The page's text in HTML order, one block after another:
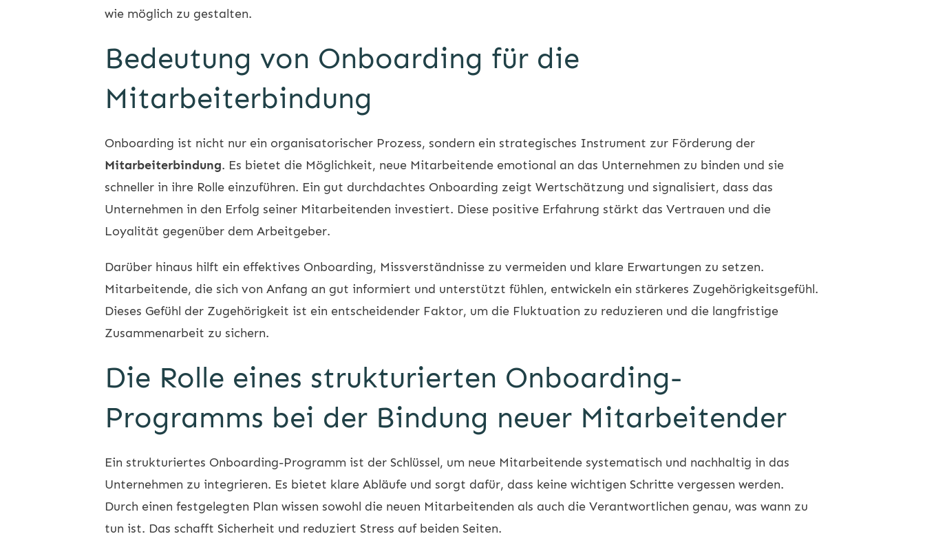
wie möglich zu gestalten.
Bedeutung von Onboarding für die
Mitarbeiterbindung
Onboarding ist nicht nur ein organisatorischer Prozess, sondern ein strategisches Instrument zur Förderung der
Mitarbeiterbindung. Es bietet die Möglichkeit, neue Mitarbeitende emotional an das Unternehmen zu binden und sie
schneller in ihre Rolle einzuführen. Ein gut durchdachtes Onboarding zeigt Wertschätzung und signalisiert, dass das
Unternehmen in den Erfolg seiner Mitarbeitenden investiert. Diese positive Erfahrung stärkt das Vertrauen und die
Loyalität gegenüber dem Arbeitgeber.
Darüber hinaus hilft ein effektives Onboarding, Missverständnisse zu vermeiden und klare Erwartungen zu setzen.
Mitarbeitende, die sich von Anfang an gut informiert und unterstützt fühlen, entwickeln ein stärkeres Zugehörigkeitsgefühl.
Dieses Gefühl der Zugehörigkeit ist ein entscheidender Faktor, um die Fluktuation zu reduzieren und die langfristige
Zusammenarbeit zu sichern.
Die Rolle eines strukturierten Onboarding-
Programms bei der Bindung neuer Mitarbeitender
Ein strukturiertes Onboarding-Programm ist der Schlüssel, um neue Mitarbeitende systematisch und nachhaltig in das
Unternehmen zu integrieren. Es bietet klare Abläufe und sorgt dafür, dass keine wichtigen Schritte vergessen werden.
Durch einen festgelegten Plan wissen sowohl die neuen Mitarbeitenden als auch die Verantwortlichen genau, was wann zu
tun ist. Das schafft Sicherheit und reduziert Stress auf beiden Seiten.